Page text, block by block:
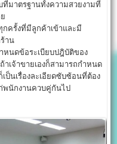
าตรฐานทั้งความสวยงามที่
งที่มีลูกค้าเข้าและมี
าน
ดข้อระเบียบปฎิบัติของ
เจ้าขายเองก็สามารถกำหนด
ป็นเรื่องละเอียดซับซ้อนที่ต้อง
พนักงานควบคู่กันไป